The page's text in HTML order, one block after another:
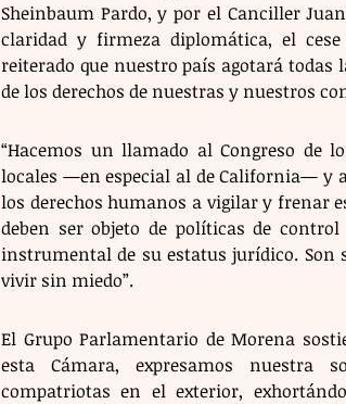
Sheinbaum Pardo, y por el Canciller
claridad y firmeza diplomática, el
reiterado que nuestro país agotará
de los derechos de nuestras y nuestros
“Hacemos un llamado al Congreso de
locales —en especial al de California— y
los derechos humanos a vigilar y frenar
deben ser objeto de políticas de
instrumental de su estatus jurídico. Son
vivir sin miedo”.
El Grupo Parlamentario de Morena
esta Cámara, expresamos nuestra
compatriotas en el exterior,